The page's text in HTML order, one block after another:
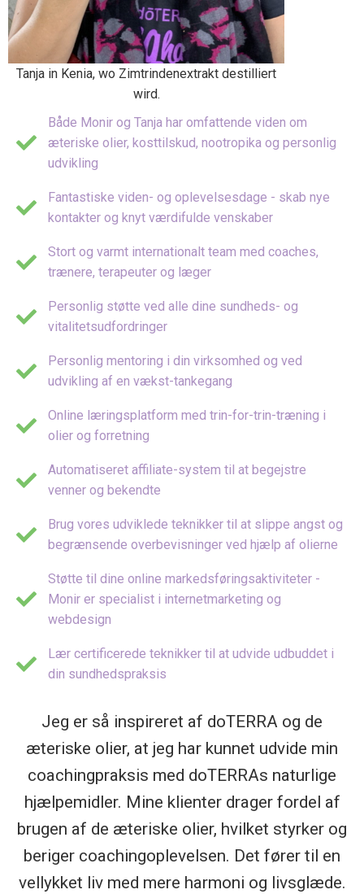
Tanja in Kenia, wo Zimtrindenextrakt destilliert
wird.
Både Monir og Tanja har omfattende viden om
æteriske olier, kosttilskud, nootropika og personlig
udvikling
Fantastiske viden- og oplevelsesdage - skab nye
kontakter og knyt værdifulde venskaber
Stort og varmt internationalt team med coaches,
trænere, terapeuter og læger
Personlig støtte ved alle dine sundheds- og
vitalitetsudfordringer
Personlig mentoring i din virksomhed og ved
udvikling af en vækst-tankegang
Online læringsplatform med trin-for-trin-træning i
olier og forretning
Automatiseret affiliate-system til at begejstre
venner og bekendte
Brug vores udviklede teknikker til at slippe angst og
begrænsende overbevisninger ved hjælp af olierne
Støtte til dine online markedsføringsaktiviteter -
Monir er specialist i internetmarketing og
webdesign
Lær certificerede teknikker til at udvide udbuddet i
din sundhedspraksis
Jeg er så inspireret af doTERRA og de
æteriske olier, at jeg har kunnet udvide min
coachingpraksis med doTERRAs naturlige
hjælpemidler. Mine klienter drager fordel af
brugen af de æteriske olier, hvilket styrker og
beriger coachingoplevelsen. Det fører til en
vellykket liv med mere harmoni og livsglæde.